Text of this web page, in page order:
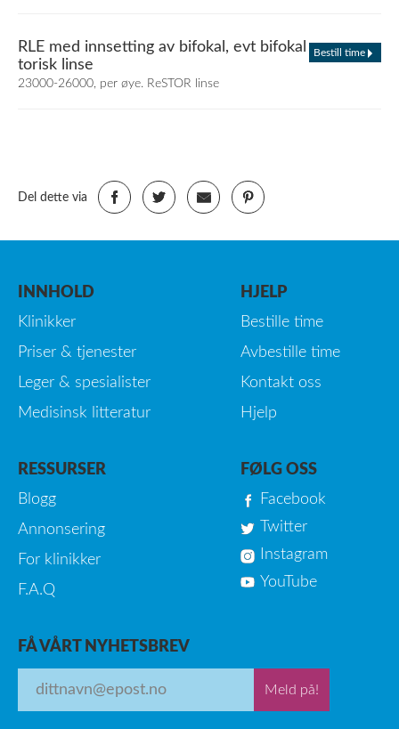
RLE med innsetting av bifokal, evt bifokal
torisk linse
23000-26000, per øye. ReSTOR linse
Bestill time
Del dette via
INNHOLD
Klinikker
Priser & tjenester
Leger & spesialister
Medisinsk litteratur
HJELP
Bestille time
Avbestille time
Kontakt oss
Hjelp
RESSURSER
Blogg
Annonsering
For klinikker
F.A.Q
FØLG OSS
Facebook
Twitter
Instagram
YouTube
FÅ VÅRT NYHETSBREV
Meld på!